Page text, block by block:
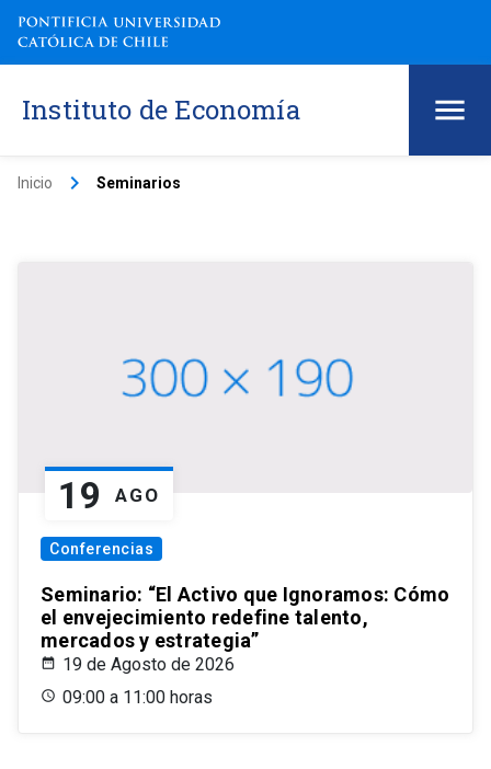
Instituto de Economía
Inicio keyboard_arrow_right Seminarios
19 AGO
Conferencias
Seminario: “El Activo que Ignoramos: Cómo
el envejecimiento redefine talento,
mercados y estrategia”
19 de Agosto de 2026
09:00 a 11:00 horas